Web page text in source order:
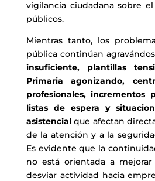
vigilancia ciudadana sobre
públicos.
Mientras tanto, los
pública continúan
insuficiente, plantillas
Primaria agonizando,
profesionales, incrementos
listas de espera y
asistencialque afectan
de la atención y a la
Es evidente que la
no está orientada a
desviar actividad hacia